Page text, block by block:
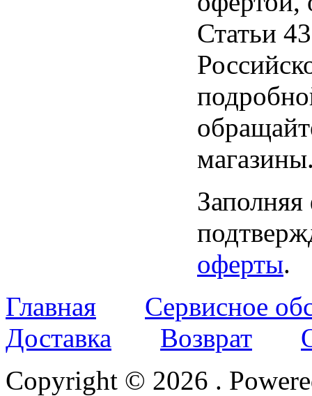
Статьи
оферты.
Главная
Сервисное
Доставка
Возврат
Copyright © 2026 .